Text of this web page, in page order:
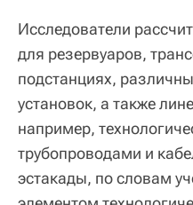
Исследователи
для резервуаров,
подстанциях,
установок, а также
например,
трубопроводами и
эстакады, по словам